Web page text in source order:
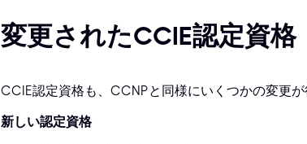
変更されたCCIE認定資格
CCIE認定資格も、CCNPと同様にいくつかの変更が
新しい認定資格